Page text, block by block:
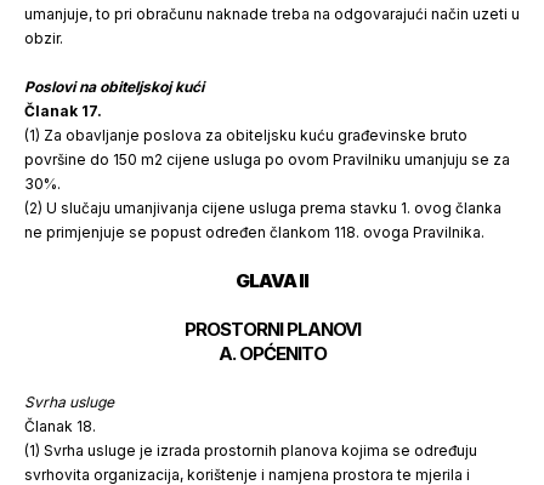
umanjuje, to pri obračunu naknade treba na odgovarajući način uzeti u
obzir.
Poslovi na obiteljskoj kući
Članak 17.
(1) Za obavljanje poslova za obiteljsku kuću građevinske bruto
površine do 150 m2 cijene usluga po ovom Pravilniku umanjuju se za
30%.
(2) U slučaju umanjivanja cijene usluga prema stavku 1. ovog članka
ne primjenjuje se popust određen člankom 118. ovoga Pravilnika.
GLAVA II
PROSTORNI PLANOVI
A. OPĆENITO
Svrha usluge
Članak 18.
(1) Svrha usluge je izrada prostornih planova kojima se određuju
svrhovita organizacija, korištenje i namjena prostora te mjerila i